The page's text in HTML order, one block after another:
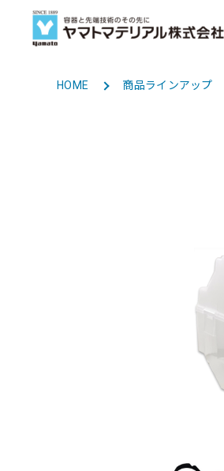
商品ラインアップ
事業紹介
会社情報
採用情報
HOME 商品ラインアップ